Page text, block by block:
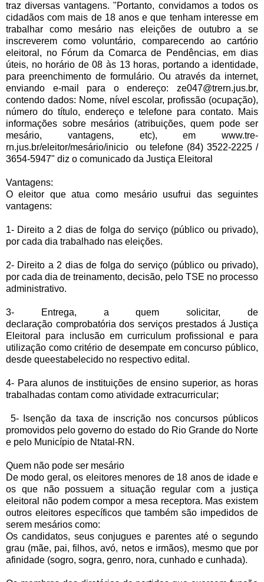
traz diversas vantagens. "Portanto, convidamos a todos os
cidadãos com mais de 18 anos e que tenham interesse em
trabalhar como mesário nas eleições de outubro a se
inscreverem como voluntário, comparecendo ao cartório
eleitoral, no Fórum da Comarca de Pendências, em dias
úteis, no horário de 08 às 13 horas, portando a identidade,
para preenchimento de formulário. Ou através da internet,
enviando e-mail para o endereço:
ze047@trern.jus.br,
contendo dados: Nome, nível escolar, profissão (ocupação),
número do título, endereço e telefone para contato. Mais
informações sobre mesários (atribuições, quem pode ser
mesário, vantagens, etc), em
www.tre-
rn.jus.br/eleitor/mesário/inicio
ou telefone (84) 3522-2225 /
3654-5947" diz o comunicado da Justiça Eleitoral
Vantagens:
O eleitor que atua como mesário usufrui das seguintes
vantagens:
1- Direito a 2 dias de folga do serviço (público ou privado),
por cada dia trabalhado nas eleições.
2- Direito a 2 dias de folga do serviço (público ou privado),
por cada dia de treinamento, decisão, pelo TSE no processo
administrativo.
3- Entrega, a quem solicitar, de
declaração comprobatória dos serviços prestados á Justiça
Eleitoral para inclusão em curriculum profissional e para
utilização como critério de desempate em concurso público,
desde queestabelecido no respectivo edital.
4- Para alunos de instituições de ensino superior, as horas
trabalhadas contam como atividade extracurricular;
5- Isenção da taxa de inscrição nos concursos públicos
promovidos pelo governo do estado do Rio Grande do Norte
e pelo Município de Ntatal-RN.
Quem não pode ser mesário
De modo geral, os eleitores menores de 18 anos de idade e
os que não possuem a situação regular com a justiça
eleitoral não podem compor a mesa receptora. Mas existem
outros eleitores específicos que também são impedidos de
serem mesários como:
Os candidatos, seus conjugues e parentes até o segundo
grau (mãe, pai, filhos, avó, netos e irmãos), mesmo que por
afinidade (sogro, sogra, genro, nora, cunhado e cunhada).